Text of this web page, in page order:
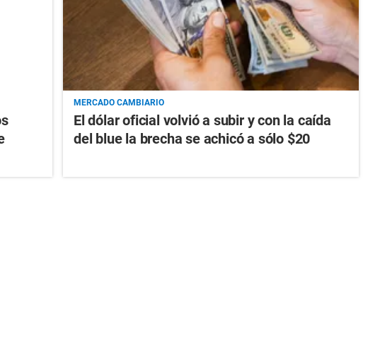
MERCADO CAMBIARIO
El dólar oficial volvió a subir y con la caída
del blue la brecha se achicó a sólo $20